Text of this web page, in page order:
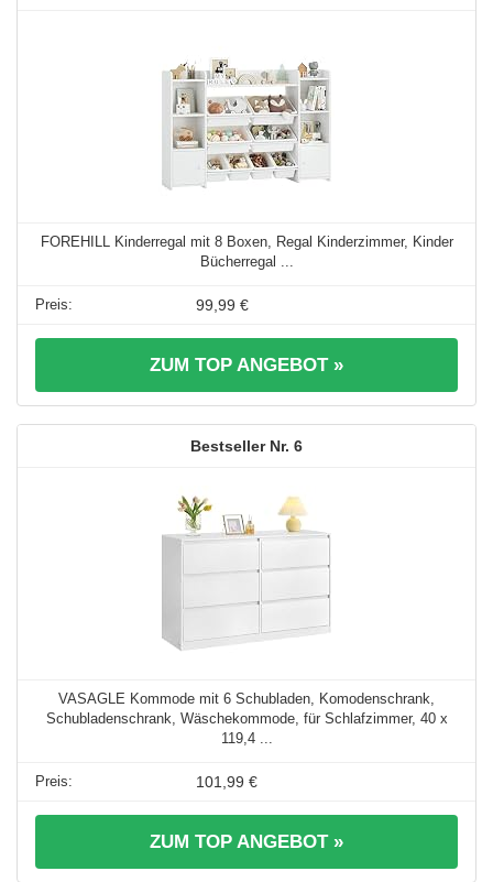
FOREHILL Kinderregal mit 8 Boxen, Regal Kinderzimmer, Kinder
Bücherregal ...
99,99 €
ZUM TOP ANGEBOT »
6
VASAGLE Kommode mit 6 Schubladen, Komodenschrank,
Schubladenschrank, Wäschekommode, für Schlafzimmer, 40 x
119,4 ...
101,99 €
ZUM TOP ANGEBOT »